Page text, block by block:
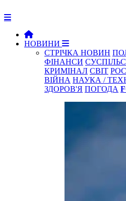
НОВИНИ
СТРІЧКА НОВИН
ФІНАНСИ
КРИМІНАЛ СВІТ
ВІЙНА НАУКА /
ЗДОРОВ'Я ПОГОДА